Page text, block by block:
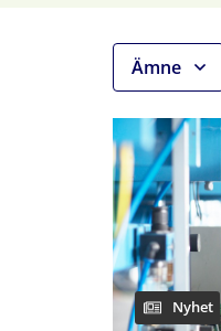
Ämne
Nyhet